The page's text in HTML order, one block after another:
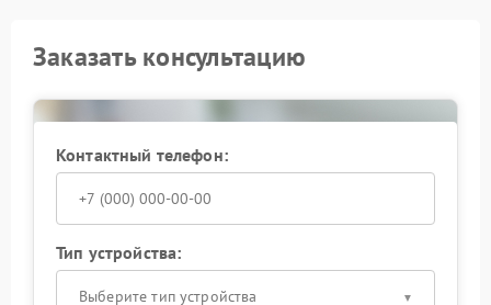
Заказать консультацию
Контактный телефон:
Тип устройства:
Выберите тип устройства